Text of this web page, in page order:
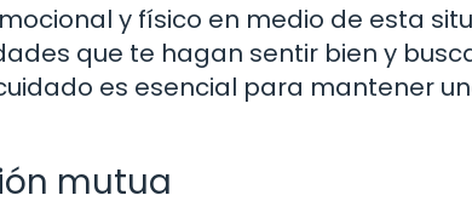
y físico en medio de esta
que te hagan sentir bien y
es esencial para mantener
mutua